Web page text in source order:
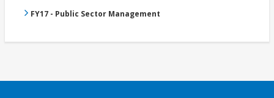
FY17 - Public Sector Management